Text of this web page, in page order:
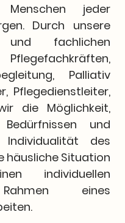
jeder
Durch unsere
und fachlichen
Palliativ
Pflegedienstleiter,
die Möglichkeit,
und
des
häusliche Situation
individuellen
eines